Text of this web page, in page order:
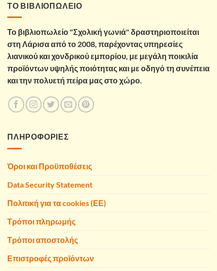
ΤΟ ΒΙΒΛΙΟΠΩΛΕΙΟ
Το βιβλιοπωλείο "Σχολική γωνιά" δραστηριοποιείται
στη Λάρισα από το 2008, παρέχοντας υπηρεσίες
λιανικού και χονδρικού εμπορίου, με μεγάλη ποικιλία
προϊόντων υψηλής ποιότητας και με οδηγό τη συνέπεια
και την πολυετή πείρα μας στο χώρο.
ΠΛΗΡΟΦΟΡΙΕΣ
Όροι και Προϋποθέσεις
Data Security Statement
Πολιτική για τα cookies (ΕΕ)
Τρόποι πληρωμής
Τρόποι αποστολής
Επιστροφές προϊόντων